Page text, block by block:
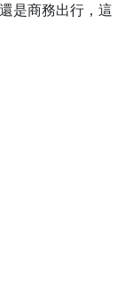
是商務出行，這